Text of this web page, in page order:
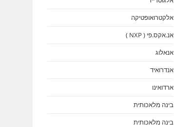
אלקטרואופטיקה
אנ.אקס.פי ( NXP )
אנאלוג
אנדרואיד
ארדואינו
בינה מלאכותית
בינה מלאכותית